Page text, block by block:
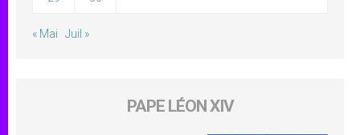
« Mai Juil »
PAPE LÉON XIV